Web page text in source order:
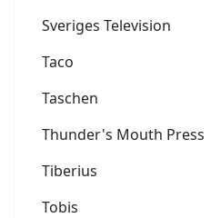
Sveriges Television
Taco
Taschen
Thunder's Mouth Press
Tiberius
Tobis